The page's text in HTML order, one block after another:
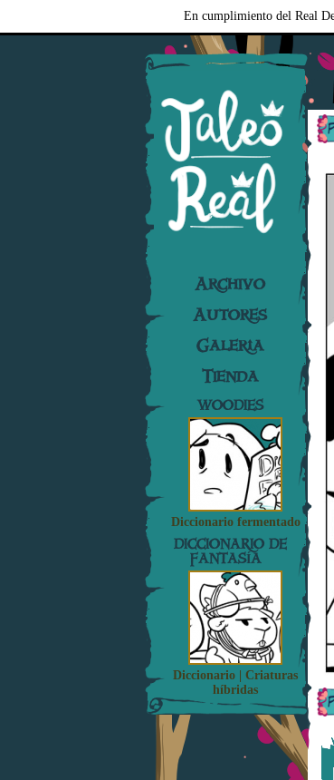
En cumplimiento del Real
Archivo
Autores
Galería
Tienda
WOODIES
Diccionario fermentado
DICCIONARIO DE
FANTASÍA
Diccionario | Criaturas
híbridas